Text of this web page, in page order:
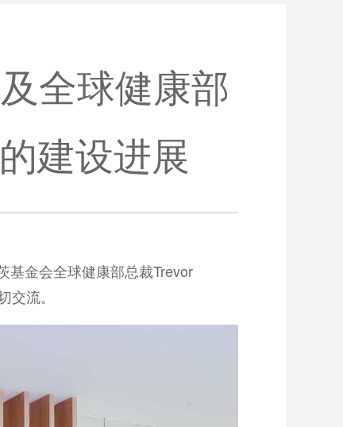
全球健康部
建设进展
基金会全球健康部总裁Trevor
流。